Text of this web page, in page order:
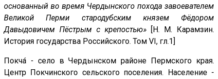
основанный во время Чердынского похода завоевателем
Великой Перми стародубским князем Фёдором
Давыдовичем Пёстрым с крепостью»
[Н. М. Карамзин.
История государства Российского. Том VI, гл.1]
Покча́ - село в Чердынском районе Пермского края.
Центр Покчинского сельского поселения. Население -